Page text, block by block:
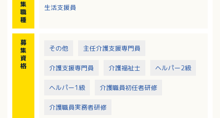
・お茶やお花など心を育てるプログラム
集
職
種
生活支援員
募
集
資
格
その他 主任介護支援専門員
介護支援専門員 介護福祉士 ヘルパー2級
ヘルパー1級 介護職員初任者研修
介護職員実務者研修